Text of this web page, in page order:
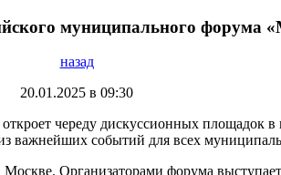
муниципального
назад
20.01.2025 в 09:30
череду дискуссионных площадок
важнейших событий для всех
Организаторами форума